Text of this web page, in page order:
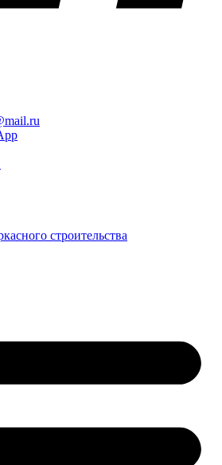
строительства